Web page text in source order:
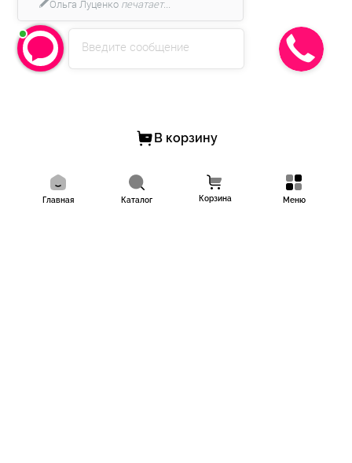
В корзину
Главная Каталог Корзина Меню
Введите сообщение
Ольга Луценко печатает...